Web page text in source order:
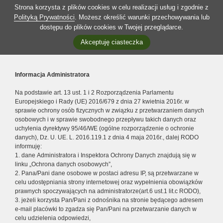
Strona korzysta z plików cookies w celu realizacji usług i zgodnie z
Polityką Prywatności. Możesz określić warunki przechowywania lub
dostępu do plików cookies w Twojej przeglądarce.
Akceptuję ciasteczka
Informacja Administratora
Na podstawie art. 13 ust. 1 i 2 Rozporządzenia Parlamentu
Europejskiego i Rady (UE) 2016/679 z dnia 27 kwietnia 2016r. w
sprawie ochrony osób fizycznych w związku z przetwarzaniem danych
osobowych i w sprawie swobodnego przepływu takich danych oraz
uchylenia dyrektywy 95/46/WE (ogólne rozporządzenie o ochronie
danych), Dz. U. UE. L. 2016.119.1 z dnia 4 maja 2016r., dalej RODO
informuję:
1. dane Administratora i Inspektora Ochrony Danych znajdują się w
linku „Ochrona danych osobowych”,
2. Pana/Pani dane osobowe w postaci adresu IP, są przetwarzane w
celu udostępniania strony internetowej oraz wypełnienia obowiązków
prawnych spoczywających na administratorze(art.6 ust.1 lit.c RODO),
3. jeżeli korzysta Pan/Pani z odnośnika na stronie będącego adresem
e-mail placówki to zgadza się Pan/Pani na przetwarzanie danych w
celu udzielenia odpowiedzi,